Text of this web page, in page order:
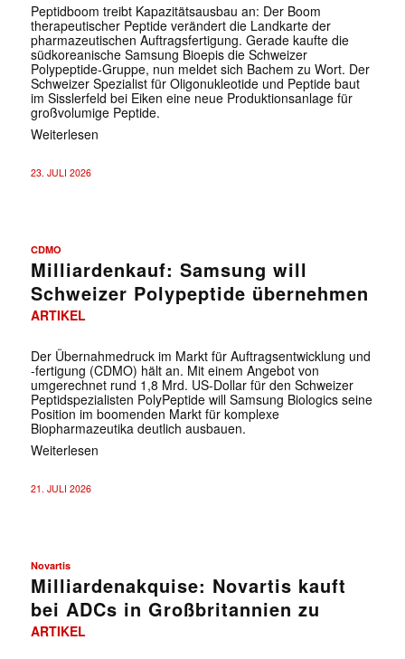
Peptidboom treibt Kapazitätsausbau an: Der Boom
therapeutischer Peptide verändert die Landkarte der
pharmazeutischen Auftragsfertigung. Gerade kaufte die
südkoreanische Samsung Bioepis die Schweizer
Polypeptide-Gruppe, nun meldet sich Bachem zu Wort. Der
Schweizer Spezialist für Oligonukleotide und Peptide baut
im Sisslerfeld bei Eiken eine neue Produktionsanlage für
großvolumige Peptide.
Weiterlesen
23. JULI 2026
CDMO
Milliardenkauf: Samsung will
Schweizer Polypeptide übernehmen
ARTIKEL
Der Übernahmedruck im Markt für Auftragsentwicklung und
-fertigung (CDMO) hält an. Mit einem Angebot von
umgerechnet rund 1,8 Mrd. US-Dollar für den Schweizer
Peptidspezialisten PolyPeptide will Samsung Biologics seine
Position im boomenden Markt für komplexe
Biopharmazeutika deutlich ausbauen.
Weiterlesen
21. JULI 2026
Novartis
Milliardenakquise: Novartis kauft
bei ADCs in Großbritannien zu
ARTIKEL